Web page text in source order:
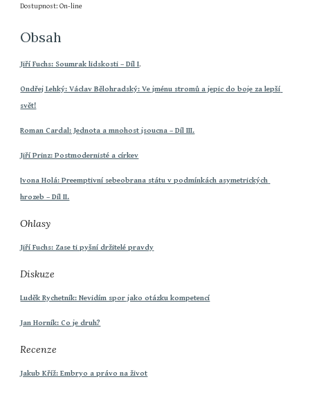
Dostupnost: On-line
Obsah
Jiří Fuchs: Soumrak lidskosti – Díl I.
Ondřej Lehký: Václav Bělohradský: Ve jménu stromů a jepic do boje za lepší
svět!
Roman Cardal: Jednota a mnohost jsoucna – Díl III.
Jiří Prinz: Postmodernisté a církev
Ivona Holá: Preemptivní sebeobrana státu v podmínkách asymetrických
hrozeb – Díl II.
Ohlasy
Jiří Fuchs: Zase ti pyšní držitelé pravdy
Diskuze
Luděk Rychetník: Nevidím spor jako otázku kompetencí
Jan Horník: Co je druh?
Recenze
Jakub Kříž: Embryo a právo na život